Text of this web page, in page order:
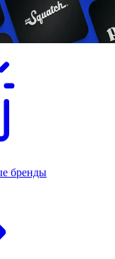
бренды